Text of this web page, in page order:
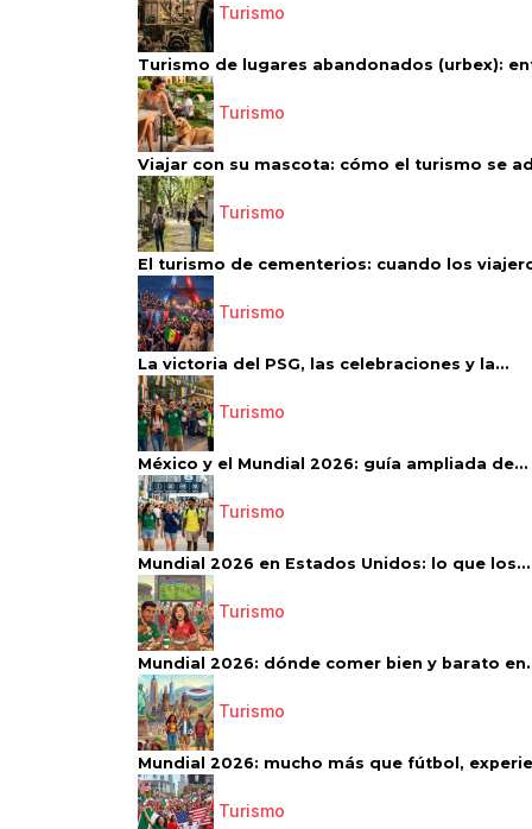
Turismo
Turismo de lugares abandonados (urbex):
Turismo
Viajar con su mascota: cómo el turismo se
Turismo
El turismo de cementerios: cuando los
Turismo
La victoria del PSG, las celebraciones y la...
Turismo
México y el Mundial 2026: guía ampliada de...
Turismo
Mundial 2026 en Estados Unidos: lo que los...
Turismo
Mundial 2026: dónde comer bien y barato
Turismo
Mundial 2026: mucho más que fútbol,
Turismo